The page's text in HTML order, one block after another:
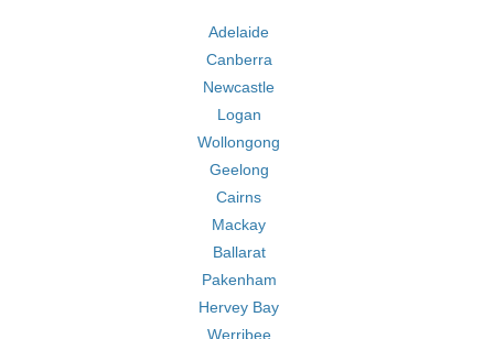
Adelaide
Canberra
Newcastle
Logan
Wollongong
Geelong
Cairns
Mackay
Ballarat
Pakenham
Hervey Bay
Werribee